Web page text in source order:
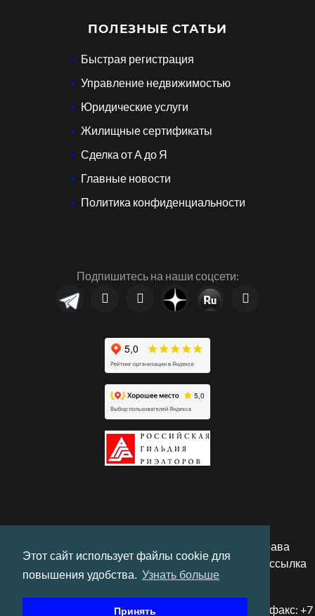
Этот сайт использует файлы cookie для
повышения удобства. Узнать больше
Принять
ПОЛЕЗНЫЕ СТАТЬИ
Быстрая регистрация
Управление недвижимостью
Юридические услуги
Жилищные сертификаты
Сделка от А до Я
Главные новости
Политика конфиденциальности
Подпишитесь на наши соцсети:
© 2010-2026 "Херсонес Недвижимость". Все права
защищены. При использовании материалов гиперссылка
обязательна.
Адрес: г. Севастополь, ул. Павла Корчагина, 34, тел/факс: +7